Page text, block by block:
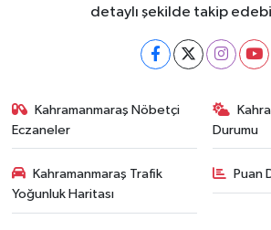
detaylı şekilde takip
Kahramanmaraş Nöbetçi
Eczaneler
Durumu
Kahramanmaraş Trafik
Yoğunluk Haritası
Puan